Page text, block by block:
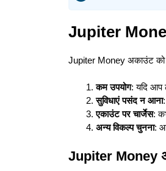
Jupiter
Jupiter Money अकाउंट
कम उपयोग: यदि आप
सुविधाएं पसंद न आना
एकाउंट पर चार्जेस:
अन्य विकल्प चुनना:
Jupiter Money